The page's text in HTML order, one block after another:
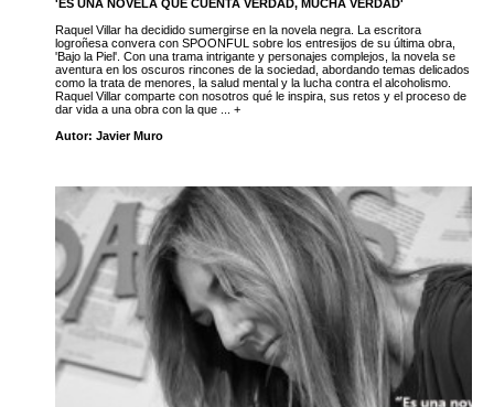
'ES UNA NOVELA QUE CUENTA VERDAD, MUCHA VERDAD'
Raquel Villar ha decidido sumergirse en la novela negra. La escritora
logroñesa convera con SPOONFUL sobre los entresijos de su última obra,
'Bajo la Piel'. Con una trama intrigante y personajes complejos, la novela se
aventura en los oscuros rincones de la sociedad, abordando temas delicados
como la trata de menores, la salud mental y la lucha contra el alcoholismo.
Raquel Villar comparte con nosotros qué le inspira, sus retos y el proceso de
dar vida a una obra con la que ... +
Autor: Javier Muro